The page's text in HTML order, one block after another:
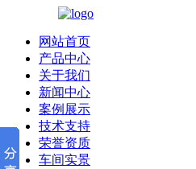
网站首页
产品中心
关于我们
新闻中心
案例展示
技术支持
荣誉资质
车间实景